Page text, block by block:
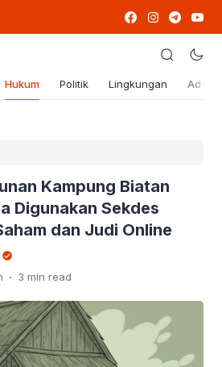
Hukum Politik Lingkungan
Kampung Biatan
Digunakan Sekdes
dan Judi Online
. 3 min read